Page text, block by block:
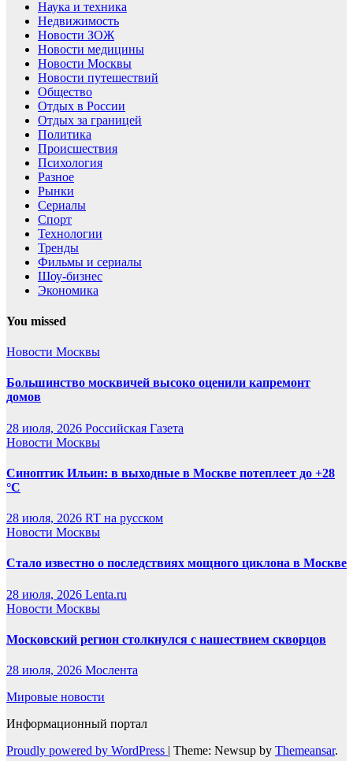
Наука и техника
Недвижимость
Новости ЗОЖ
Новости медицины
Новости Москвы
Новости путешествий
Общество
Отдых в России
Отдых за границей
Политика
Происшествия
Психология
Разное
Рынки
Сериалы
Спорт
Технологии
Тренды
Фильмы и сериалы
Шоу-бизнес
Экономика
You missed
Новости Москвы
Большинство москвичей высоко оценили капремонт
домов
28 июля, 2026 Российская Газета
Новости Москвы
Синоптик Ильин: в выходные в Москве потеплеет до +28
°C
28 июля, 2026 RT на русском
Новости Москвы
Стало известно о последствиях мощного циклона в Москве
28 июля, 2026 Lenta.ru
Новости Москвы
Московский регион столкнулся с нашествием скворцов
28 июля, 2026 Мослента
Мировые новости
Информационный портал
Proudly powered by WordPress | Theme: Newsup by Themeansar.